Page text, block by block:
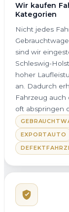
Wir kaufen
Kategorien
Nicht jedes
sind wir
Schleswig-
hoher
an. Dadurch
Fahrzeug auch
oft abspringen
EXPORTAUTO